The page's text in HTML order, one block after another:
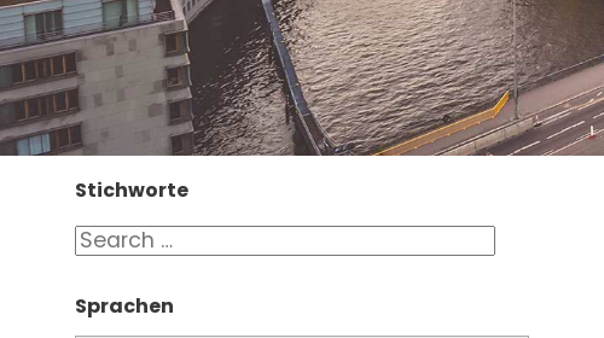
Stichworte
Sprachen